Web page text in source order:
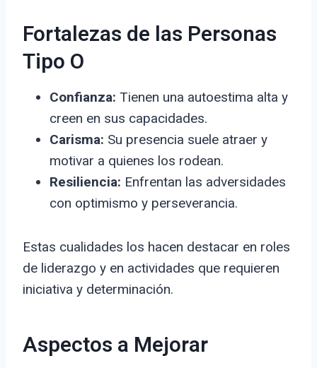
Fortalezas de las Personas
Tipo O
Confianza: Tienen una autoestima alta y
creen en sus capacidades.
Carisma: Su presencia suele atraer y
motivar a quienes los rodean.
Resiliencia: Enfrentan las adversidades
con optimismo y perseverancia.
Estas cualidades los hacen destacar en roles
de liderazgo y en actividades que requieren
iniciativa y determinación.
Aspectos a Mejorar